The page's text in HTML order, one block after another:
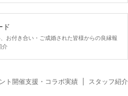
ド
お付き合い・ご成婚された皆様からの良縁報
介
ト開催支援・コラボ実績 スタッフ紹介